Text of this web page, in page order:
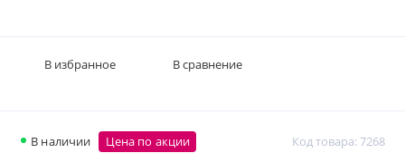
В наличии Код товара: 7268
Цена по акции
В избранное В сравнение